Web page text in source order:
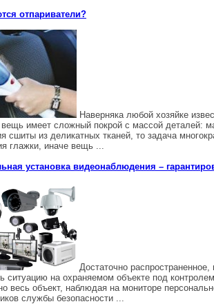
отпариватели?
Наверняка любой хозяйке
имеет сложный покрой с массой деталей:
сшиты из деликатных тканей, то задача
глажки, иначе вещь ...
установка видеонаблюдения –
Достаточно
ситуацию на охраняемом объекте под
весь объект, наблюдая на мониторе
службы безопасности ...